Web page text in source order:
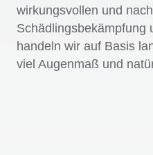
wirkungsvollen und
Schädlingsbekämpfung
handeln wir auf Basis
viel Augenmaß und